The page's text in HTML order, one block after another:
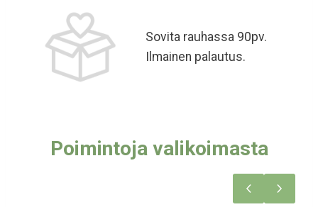
Sovita rauhassa 90pv.
Ilmainen palautus.
Poimintoja valikoimasta